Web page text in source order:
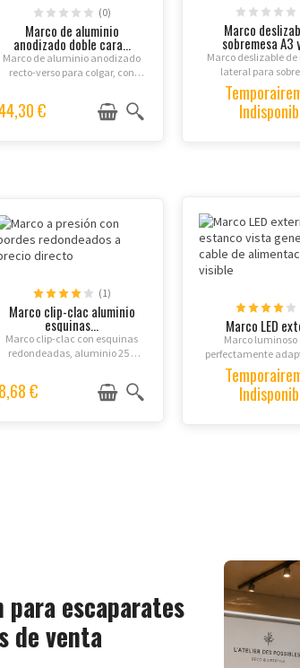
(0)
Marco de aluminio
anodizado doble cara...
Marco de aluminio anodizado
recto-verso para colgar, con
incluida (ganchos y cuerda de
3m se venden por separado).
€
Marco
sobremesa A3
Marco deslizable
lateral para
Protección
reflectante,
anodizado, doble
(1)
Marco clip-clac aluminio
esquinas...
Marco clip-clac con esquinas
redondeadas, aluminio 25 o
APET incluida. Formatos A0 a A4
disponibles.
8,68 €
Marco LED
Marco luminoso
perfectamente
uso exterior con
total IP67 y panel
escaparates
de venta